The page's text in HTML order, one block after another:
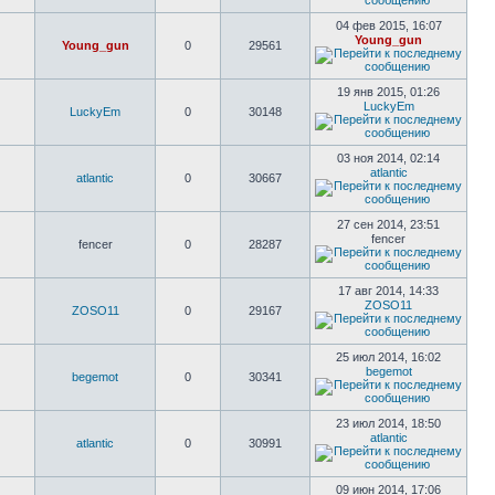
Young_gun 0 29561
04 фев 2015, 16:07
Young_gun
LuckyEm 0 30148
19 янв 2015, 01:26
LuckyEm
atlantic 0 30667
03 ноя 2014, 02:14
atlantic
fencer 0 28287
27 сен 2014, 23:51
fencer
ZOSO11 0 29167
17 авг 2014, 14:33
ZOSO11
begemot 0 30341
25 июл 2014, 16:02
begemot
atlantic 0 30991
23 июл 2014, 18:50
atlantic
09 июн 2014, 17:06